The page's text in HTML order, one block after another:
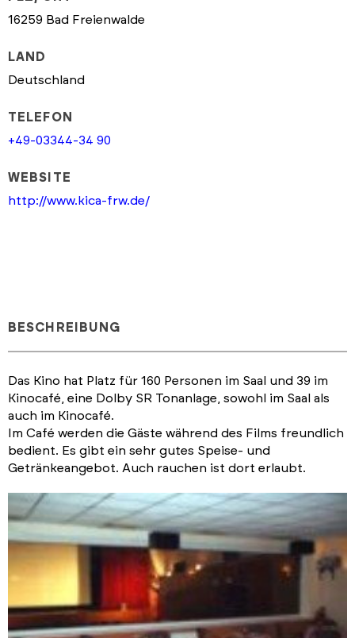
16259 Bad Freienwalde
LAND
Deutschland
TELEFON
+49-03344-34 90
WEBSITE
http://www.kica-frw.de/
BESCHREIBUNG
Das Kino hat Platz für 160 Personen im Saal und 39 im
Kinocafé, eine Dolby SR Tonanlage, sowohl im Saal als
auch im Kinocafé.
Im Café werden die Gäste während des Films freundlich
bedient. Es gibt ein sehr gutes Speise- und
Getränkeangebot. Auch rauchen ist dort erlaubt.